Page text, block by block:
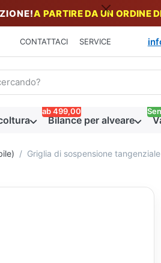
A PARTIRE DA UN ORDINE
CONTATTACI SERVICE
di ricerca. I primi risultati
Bilance per alveare
ab 499,00
Griglia di sospensione